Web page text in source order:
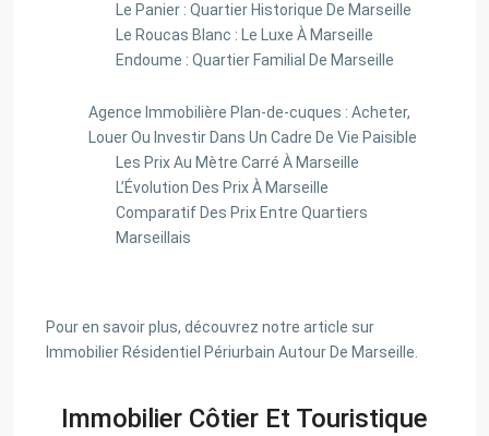
Le Panier : Quartier Historique De Marseille
Le Roucas Blanc : Le Luxe À Marseille
Endoume : Quartier Familial De Marseille
Agence Immobilière Plan-de-cuques : Acheter,
Louer Ou Investir Dans Un Cadre De Vie Paisible
Les Prix Au Mètre Carré À Marseille
L’Évolution Des Prix À Marseille
Comparatif Des Prix Entre Quartiers
Marseillais
Pour en savoir plus, découvrez notre article sur
Immobilier Résidentiel Périurbain Autour De Marseille.
Immobilier Côtier Et Touristique